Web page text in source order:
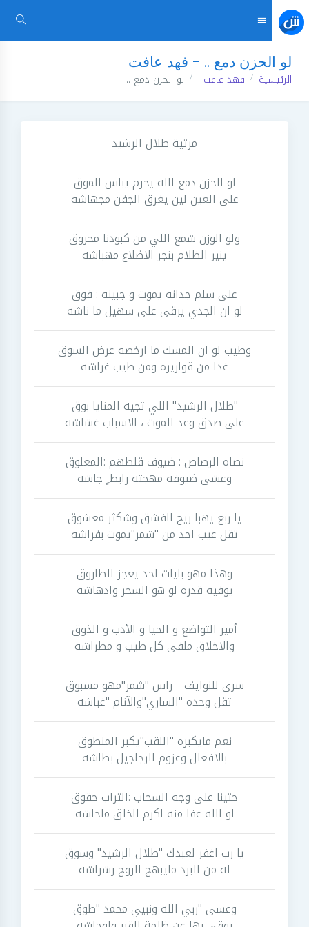
لو الحزن دمع .. - فهد عافت
الرئيسية فهد عافت لو الحزن دمع ..
مرثية طلال الرشيد
لو الحزن دمع الله يحرم يباس الموق
على العين لين يغرق الجفن مجهاشه
ولو الوزن شمع اللي من كبودنا محروق
ينير الظلام بنجر الاضلاع مهباشه
على سلم جدانه يموت و جبينه : فوق
لو ان الجدي يرقى على سهيل ما ناشه
وطيب لو ان المسك ما ارخصه عرض السوق
غدا من قواريره ومن طيب غراشه
"طلال الرشيد" اللي تجيه المنايا بوق
على صدق وعد الموت ، الاسباب غشاشه
نصاه الرصاص : ضيوف قلطهم :المعلوق
وعشى ضيوفه مهجته رابط ٍ جاشه
يا ربع يهبا ريح الفشق وشكثر معشوق
تقل عيب احد من "شمر"يموت بفراشه
وهذا مهو بايات احد يعجز الطاروق
يوفيه قدره لو هو السحر وادهاشه
أمير التواضع و الحيا و الأدب و الذوق
والاخلاق ملفى كل طيب و مطراشه
سرى للنوايف _ راس "شمر"مهو مسبوق
تقل وحده "الساري"والآنام "غباشه
نعم مايكبره "اللقب"يكبر المنطوق
بالافعال وعزوم الرجاجيل بطاشه
حثينا على وجه السحاب :التراب حقوق
لو الله عفا منه اكرم الخلق ماحاشه
يا رب اغفر لعبدك "طلال الرشيد" وسوق
له من البرد مايبهج الروح رشراشه
وعسى "ربي الله ونبيي محمد "طوق